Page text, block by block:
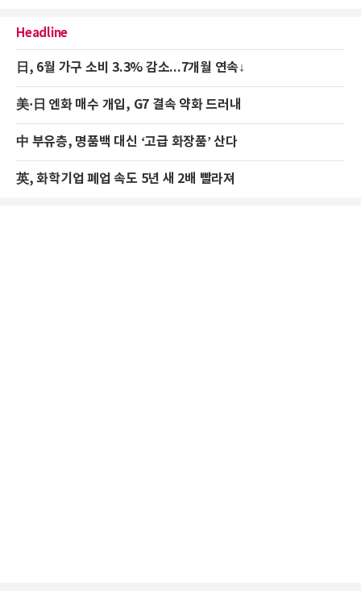
Headline
日, 6월 가구 소비 3.3% 감소...7개월 연속↓
美·日 엔화 매수 개입, G7 결속 약화 드러내
中 부유층, 명품백 대신 ‘고급 화장품’ 산다
英, 화학기업 폐업 속도 5년 새 2배 빨라져